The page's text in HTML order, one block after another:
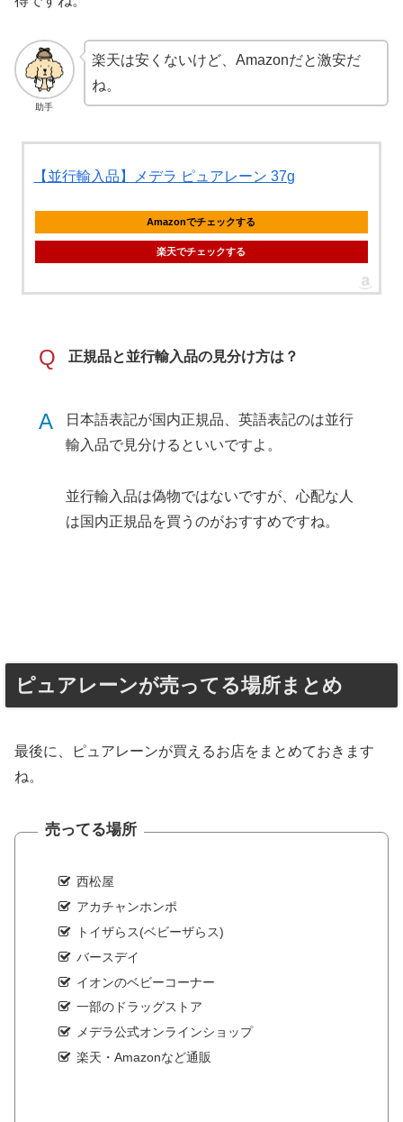
助手
楽天は安くないけど、Amazonだと激安だ
ね。
【並行輸入品】メデラ ピュアレーン 37g
Amazonでチェックする
楽天でチェックする
Q 正規品と並行輸入品の見分け方は？
A
日本語表記が国内正規品、英語表記のは並行
輸入品で見分けるといいですよ。
並行輸入品は偽物ではないですが、心配な人
は国内正規品を買うのがおすすめですね。
ピュアレーンが売ってる場所まとめ
最後に、ピュアレーンが買えるお店をまとめておきます
ね。
売ってる場所
西松屋
アカチャンホンポ
トイザらス(ベビーザらス)
バースデイ
イオンのベビーコーナー
一部のドラッグストア
メデラ公式オンラインショップ
楽天・Amazonなど通販